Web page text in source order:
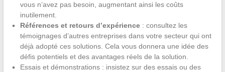
vous n’avez pas besoin, augmentant ainsi les coûts
inutilement.
Références et retours d’expérience : consultez les
témoignages d’autres entreprises dans votre secteur qui ont
déjà adopté ces solutions. Cela vous donnera une idée des
défis potentiels et des avantages réels de la solution.
Essais et démonstrations : insistez sur des essais ou des